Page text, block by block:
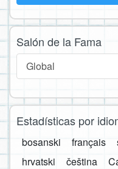
Salón de la Fama
Global
Estadísticas por
bosanski français
hrvatski
čeština